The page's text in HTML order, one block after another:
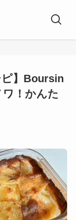
ピ】Boursin
！かんた